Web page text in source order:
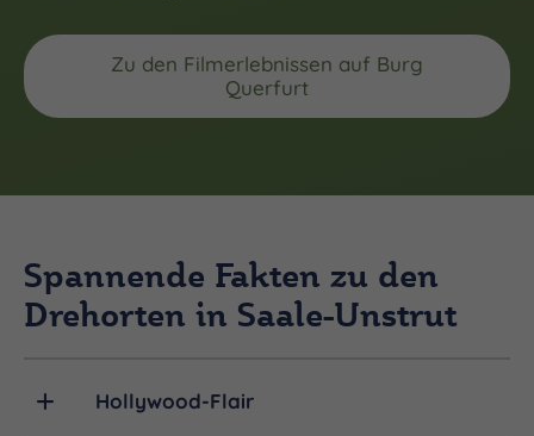
Zu den Filmerlebnissen auf Burg
Querfurt
Spannende Fakten zu den
Drehorten in Saale-Unstrut
Hollywood-Flair